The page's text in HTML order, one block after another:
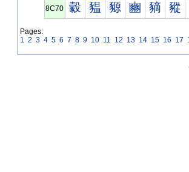
8C70 豰 豱 豲 豳 豴 豵
Pages:
1 2 3 4 5 6 7 8 9 10 11 12 13 14 15 16 17